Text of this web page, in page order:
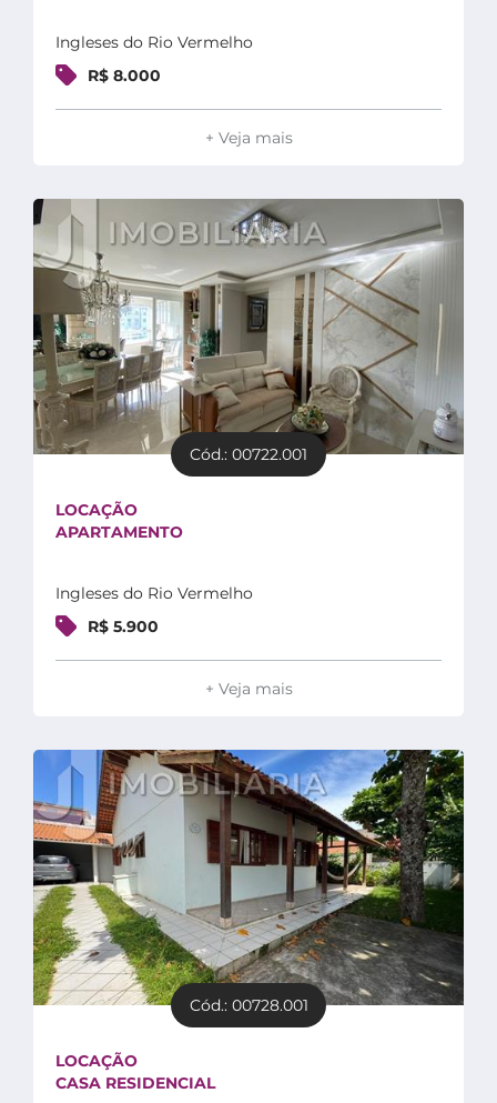
Ingleses do Rio Vermelho
R$ 8.000
+ Veja mais
Cód.: 00722.001
LOCAÇÃO
APARTAMENTO
Ingleses do Rio Vermelho
R$ 5.900
+ Veja mais
Cód.: 00728.001
LOCAÇÃO
CASA RESIDENCIAL